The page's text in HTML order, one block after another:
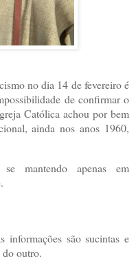
no dia 14 de fevereiro é
de confirmar o
Católica achou por bem
ainda nos anos 1960,
mantendo apenas em
informações são sucintas e
outro.